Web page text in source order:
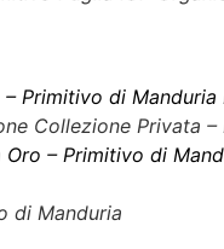
Primitivo di Manduria
Collezione Privata
Oro – Primitivo di
di Manduria